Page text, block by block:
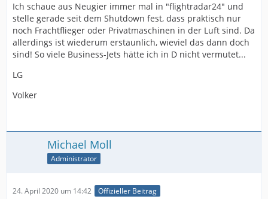
Ich schaue aus Neugier immer mal in "flightradar24" und
stelle gerade seit dem Shutdown fest, dass praktisch nur
noch Frachtflieger oder Privatmaschinen in der Luft sind. Da
allerdings ist wiederum erstaunlich, wieviel das dann doch
sind! So viele Business-Jets hätte ich in D nicht vermutet...
LG
Volker
Michael Moll
Administrator
24. April 2020 um 14:42 Offizieller Beitrag